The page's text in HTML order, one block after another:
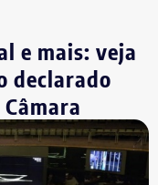
maior qualidade aos
mais inteligente”,
a atuação da
e mais: veja
declarado